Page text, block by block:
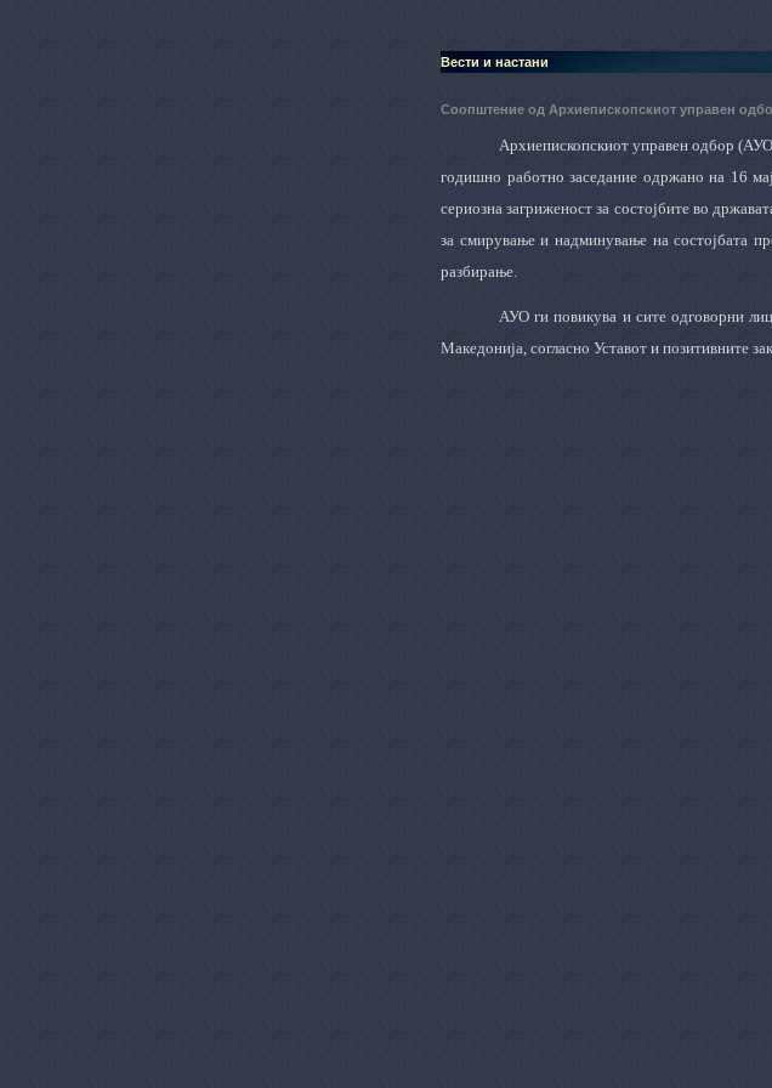
Вести и настани
Соопштение од Архиепископскиот управен
Архиепископскиот управен одбор
годишно работно заседание одржано на 16
сериозна загриженост за состојбите во
за смирување и надминување на состојбата
разбирање.
АУО ги повикува и сите одговорни
Македонија, согласно Уставот и позитивните